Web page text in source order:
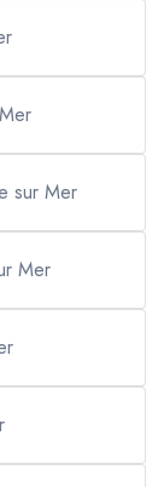
sur Mer
Mer